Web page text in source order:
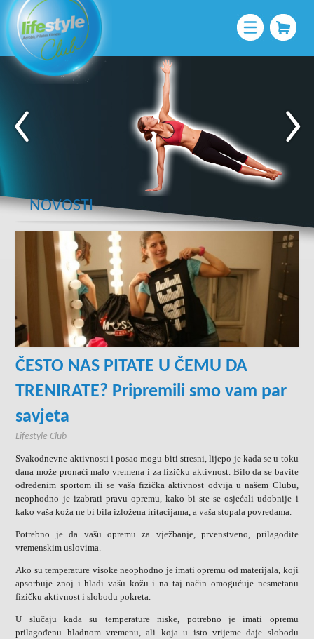
NOVOSTI
ČESTO NAS PITATE U ČEMU DA
TRENIRATE? Pripremili smo vam par
savjeta
Lifestyle Club
Svakodnevne aktivnosti i posao mogu biti stresni, lijepo je kada se u toku
dana može pronaći malo vremena i za fizičku aktivnost. Bilo da se bavite
određenim sportom ili se vaša fizička aktivnost odvija u našem Clubu,
neophodno je izabrati pravu opremu, kako bi ste se osjećali udobnije i
kako vaša koža ne bi bila izložena iritacijama, a vaša stopala povredama.
Potrebno je da vašu opremu za vježbanje, prvenstveno, prilagodite
vremenskim uslovima.
Ako su temperature visoke neophodno je imati opremu od materijala, koji
apsorbuje znoj i hladi vašu kožu i na taj način omogućuje nesmetanu
fizičku aktivnost i slobodu pokreta.
U slučaju kada su temperature niske, potrebno je imati opremu
prilagođenu hladnom vremenu, ali koja u isto vrijeme daje slobodu